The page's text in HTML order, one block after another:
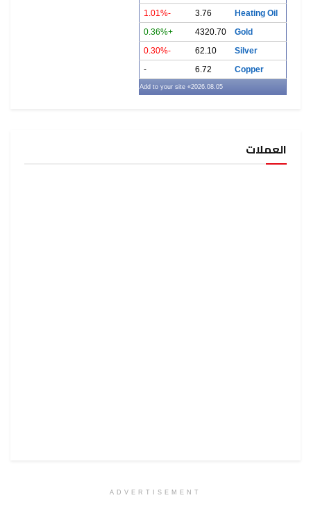
Heating Oil
3.76
-1.01%
Gold
4320.70
+0.36%
Silver
62.10
-0.30%
Copper
6.72
-
2026.08.05
» Add to your site
العملات
ADVERTISEMENT